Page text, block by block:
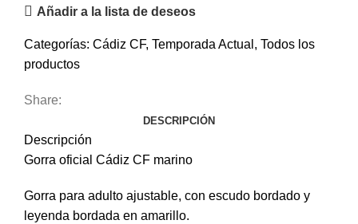
Añadir a la lista de deseos
Categorías: Cádiz CF, Temporada Actual , Todos los
productos
Share:
DESCRIPCIÓN
Descripción
Gorra oficial Cádiz CF marino
Gorra para adulto ajustable, con escudo bordado y
leyenda bordada en amarillo.